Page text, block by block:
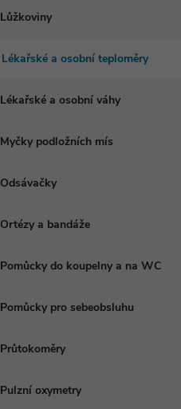
Lůžkoviny
Lékařské a osobní teploměry
Lékařské a osobní váhy
Myčky podložních mís
Odsávačky
Ortézy a bandáže
Pomůcky do koupelny a na WC
Pomůcky pro sebeobsluhu
Průtokoměry
Pulzní oxymetry